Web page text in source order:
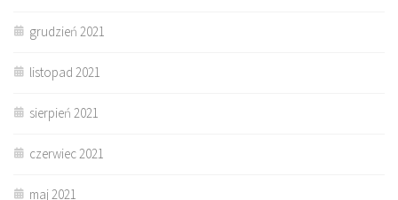
grudzień 2021
listopad 2021
sierpień 2021
czerwiec 2021
maj 2021